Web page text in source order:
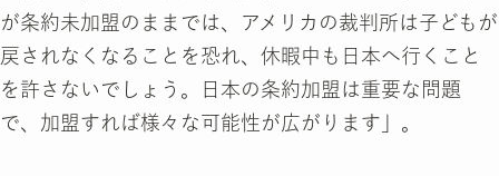
が条約未加盟のままでは、アメリカの裁判所は子どもが
戻されなくなることを恐れ、休暇中も日本へ行くこと
を許さないでしょう。日本の条約加盟は重要な問題
で、加盟すれば様々な可能性が広がります」。